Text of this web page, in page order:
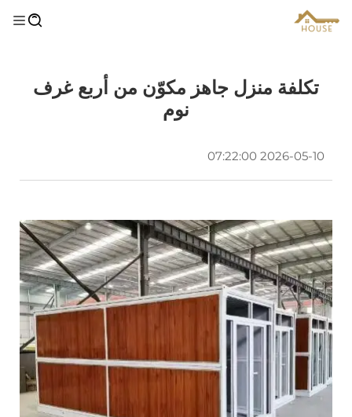
تكلفة منزل جاهز مكوّن من أربع غرف
نوم
2026-05-10 07:22:00